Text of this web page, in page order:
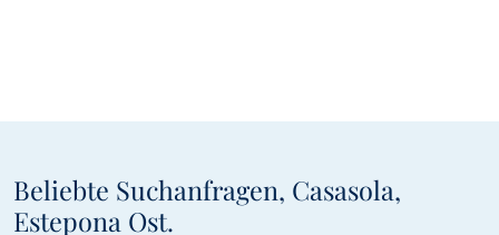
Beliebte Suchanfragen, Casasola,
Estepona Ost.